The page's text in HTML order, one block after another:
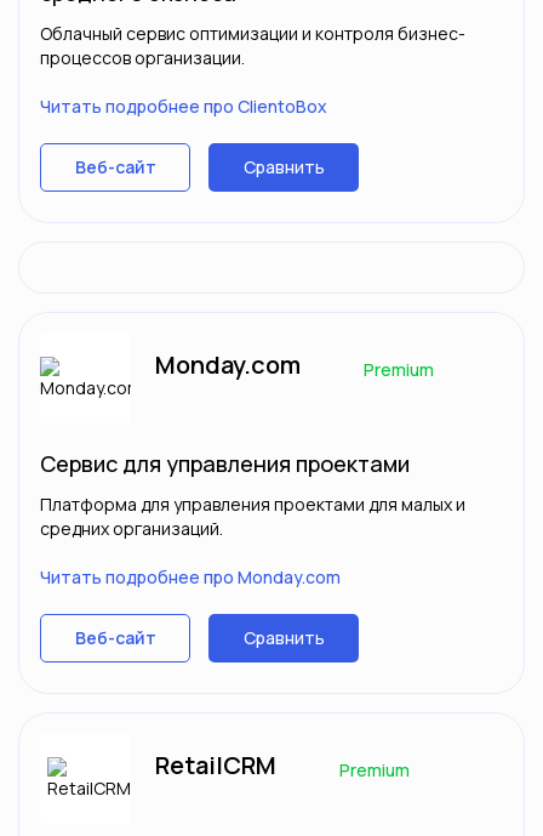
Облачный сервис оптимизации и контроля бизнес-
процессов организации.
Читать подробнее про ClientoBox
Веб-сайт Сравнить
Monday.com Premium
Сервис для управления проектами
Платформа для управления проектами для малых и
средних организаций.
Читать подробнее про Monday.com
Веб-сайт Сравнить
RetailCRM Premium